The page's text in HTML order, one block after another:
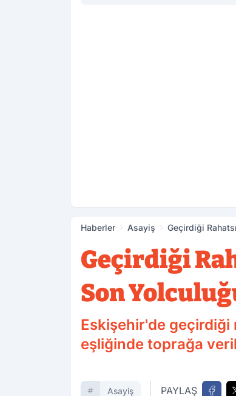
Haberler Asayiş Geçirdiği
Geçirdiği
Son
Eskişehir'de geçirdiği
eşliğinde toprağa
Asayiş PAYLAŞ